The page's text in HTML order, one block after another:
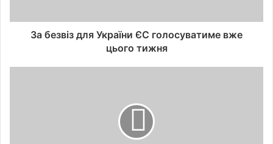
За безвіз для України ЄС голосуватиме вже
цього тижня